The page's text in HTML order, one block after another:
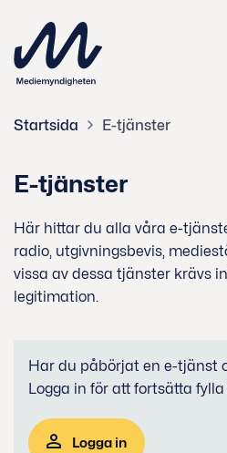
Startsida E-tjänster
E-tjänster
Här hittar du alla våra e-
radio, utgivningsbevis,
vissa av dessa tjänster krävs
legitimation.
Har du påbörjat en e-tjänst
Logga in för att fortsätta fylla
Logga in